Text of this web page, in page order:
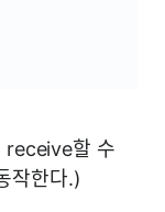
receive할 수
작한다.)